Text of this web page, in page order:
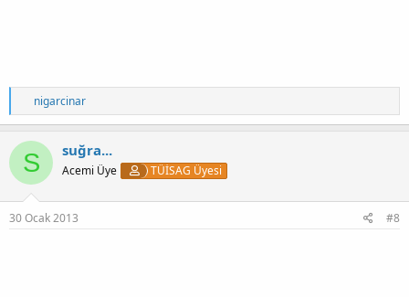
T
e
p
k
i
l
e
r
:
nigarcinar
S suğra...
Acemi Üye TÜİSAG Üyesi
30 Ocak 2013 #8